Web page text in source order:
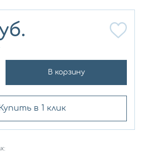
В корзину
Купить в 1 клик